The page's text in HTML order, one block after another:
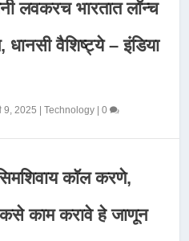
लवकरच भारतात लॉन्च
वैशिष्ट्ये – इंडिया
9, 2025 |Technology |0
कॉल करणे,
काम करावे हे जाणून